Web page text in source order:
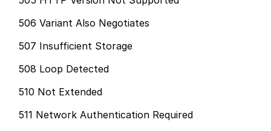
506 Variant Also Negotiates
507 Insufficient Storage
508 Loop Detected
510 Not Extended
511 Network Authentication Required